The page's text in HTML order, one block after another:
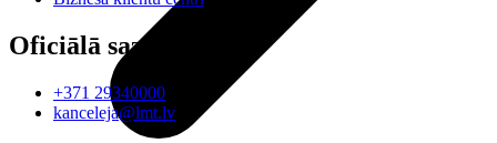
Oficiālā saziņa
+371 29340000
kanceleja@lmt.lv